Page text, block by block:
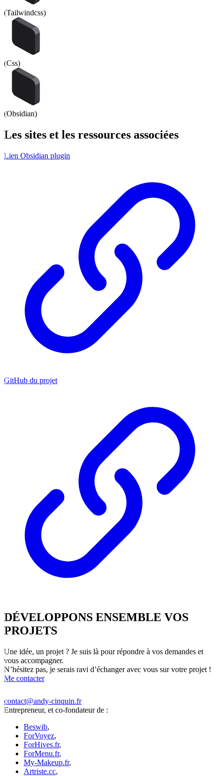
(Tailwindcss)
(Css)
(Obsidian)
Les sites et les ressources associées
Lien Obsidian plugin
GitHub du projet
DÉVELOPPONS ENSEMBLE VOS
PROJETS
Une idée, un projet ? Je suis là pour répondre à vos demandes et
vous accompagner.
N’hésitez pas, je serais ravi d’échanger avec vous sur votre projet !
Me contacter
contact@andy-cinquin.fr
Entrepreneur, et co-fondateur de :
Beswib,
ForVoyez,
ForHives.fr,
ForMenu.fr,
My-Makeup.fr,
Artriste.cc,